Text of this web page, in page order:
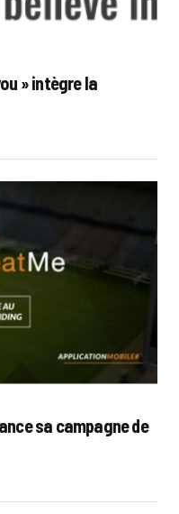
» intègre la
sa campagne de